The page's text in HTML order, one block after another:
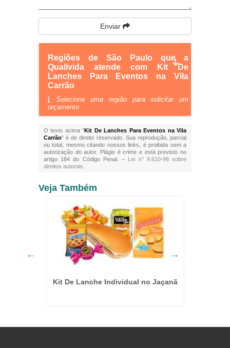
Enviar
Regiões de São Paulo que a
Qualivida atende com Kit De
Lanches Para Eventos na Vila
Carrão
Selecione uma região para solicitar um
orçamento
O texto acima "Kit De Lanches Para Eventos na Vila
Carrão" é de direito reservado. Sua reprodução, parcial
ou total, mesmo citando nossos links, é proibida sem a
autorização do autor. Plágio é crime e está previsto no
artigo 184 do Código Penal. – Lei n° 9.610-98 sobre
direitos autorais
Veja Também
Kit De Lanche Individual no Jaçanã